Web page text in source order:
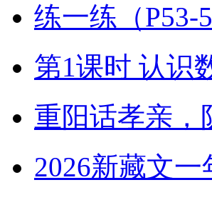
练一练（P53-
第1课时 认识
重阳话孝亲，
2026新藏文一